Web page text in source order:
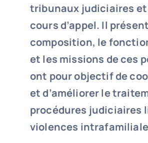
tribunaux judiciaires et
cours d’appel. Il
composition, le
et les missions de ces
ont pour objectif de
et d’améliorer le
procédures judiciaires
violences